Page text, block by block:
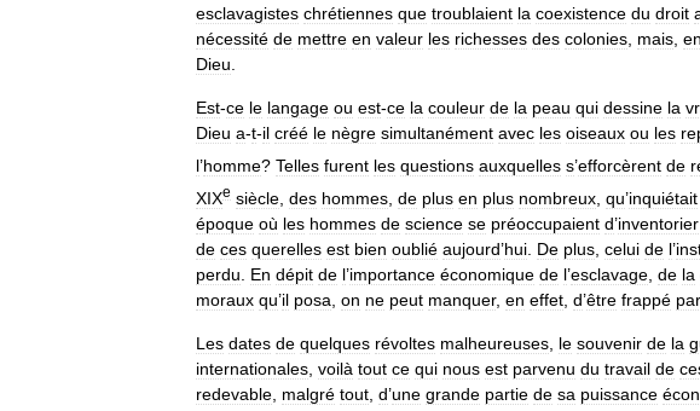
esclavagistes chrétiennes que troublaient la coexistence du droit
nécessité de mettre en valeur les richesses des colonies, mais, en
Dieu.
Est-ce le langage ou est-ce la couleur de la peau qui dessine la
Dieu a-t-il créé le nègre simultanément avec les oiseaux ou les
l’homme? Telles furent les questions auxquelles s’efforcèrent de
XIXe siècle des hommes de plus en plus nombreux qu’inquiétait
époque où les hommes de science se préoccupaient d’inventorier
de ces querelles est bien oublié aujourd’hui De plus celui de l’
perdu
En dépit de l’importance économique de l’esclavage de la
moraux qu’il posa on ne peut manquer, en effet d’être frappé par
Les dates de quelques révoltes malheureuses le souvenir de la
internationales voilà tout ce qui nous est parvenu du travail de
redevable malgré tout d’une grande partie de sa puissance